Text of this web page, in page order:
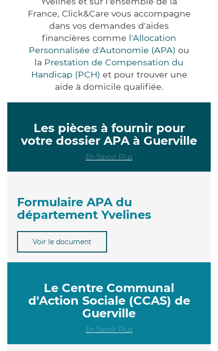
France, Click&Care vous accompagne
dans vos demandes d'aides
financières comme l'Allocation
Personnalisée d'Autonomie (APA) ou
la Prestation de Compensation du
Handicap (PCH) et pour trouver une
aide à domicile qualifiée.
Les pièces à fournir pour
votre dossier APA à Guerville
En Savoir Plus
Formulaire APA du
département Yvelines
Voir le document
Le Centre Communal
d'Action Sociale (CCAS) de
Guerville
En Savoir Plus